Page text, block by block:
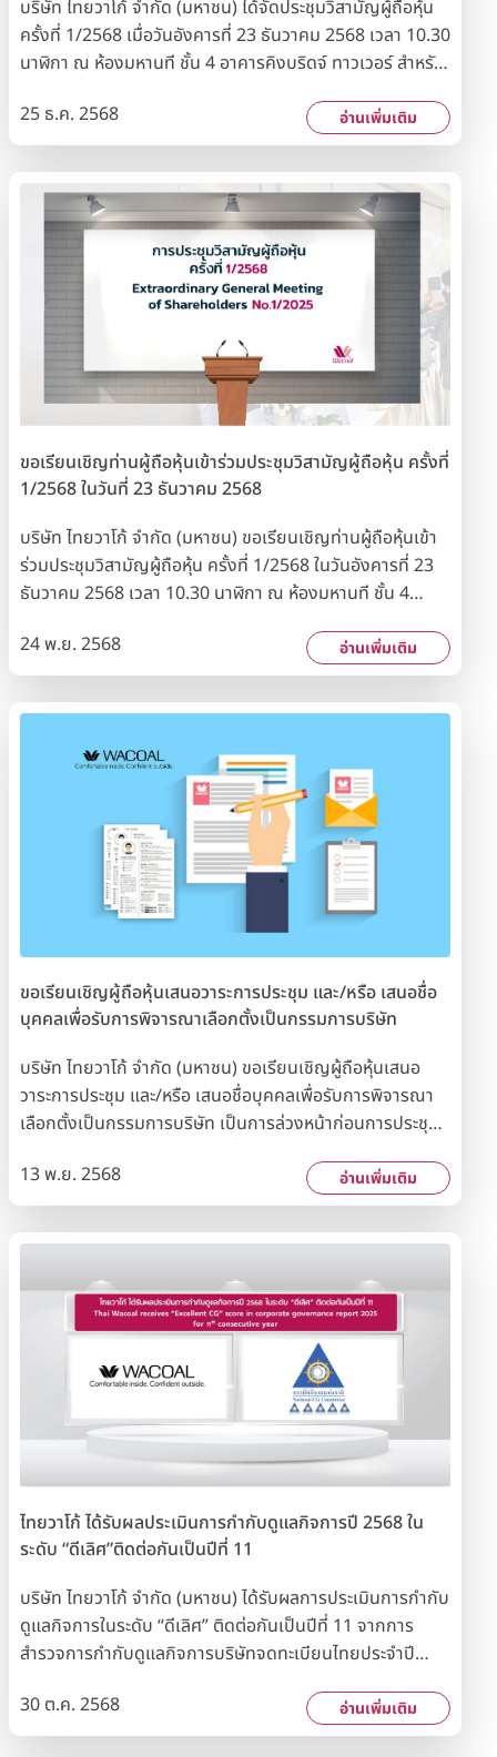
บริษัท ไทยวาโก้ จำกัด (มหาชน) ได้จัดประชุมวิสามัญผู้ถือหุ้น
ครั้งที่ 1/2568 เมื่อวันอังคารที่ 23 ธันวาคม 2568 เวลา 10.30
นาฬิกา ณ ห้องมหานที ชั้น 4 อาคารคิงบริดจ์ ทาวเวอร์ สำหรับ
บริษัทฯ ได้จัดให้มีการบันทึกภาพการประชุมในรูปของสื่อวิดี
ทัศน์และพร้อมให้บริการเผยแพร่แก่ผู้ถือหุ้นที่สนใจ
25 ธ.ค. 2568 อ่านเพิ่มเติม
ขอเรียนเชิญท่านผู้ถือหุ้นเข้าร่วมประชุมวิสามัญผู้ถือหุ้น ครั้งที่
1/2568 ในวันที่ 23 ธันวาคม 2568
บริษัท ไทยวาโก้ จำกัด (มหาชน) ขอเรียนเชิญท่านผู้ถือหุ้นเข้า
ร่วมประชุมวิสามัญผู้ถือหุ้น ครั้งที่ 1/2568 ในวันอังคารที่ 23
ธันวาคม 2568 เวลา 10.30 นาฬิกา ณ ห้องมหานที ชั้น 4
ชื่อผู้ถือหุ้น (Record Date) ที่มีสิทธิเข้าร่วมประชุมวิสามัญผู้
ถือหุ้น คือวันจันทร์ที่ 10 พฤศจิกายน 2568
24 พ.ย. 2568 อ่านเพิ่มเติม
ขอเรียนเชิญผู้ถือหุ้นเสนอวาระการประชุม และ/หรือ เสนอชื่อ
บุคคลเพื่อรับการพิจารณาเลือกตั้งเป็นกรรมการบริษัท
บริษัท ไทยวาโก้ จำกัด (มหาชน) ขอเรียนเชิญผู้ถือหุ้นเสนอ
วาระการประชุม และ/หรือ เสนอชื่อบุคคลเพื่อรับการพิจารณา
เลือกตั้งเป็นกรรมการบริษัท เป็นการล่วงหน้าก่อนการประชุม
ตามหลักเกณฑ์ที่บริษัทฯ กำหนด ได้ตั้งแต่วันที่ 1 - 31 ธันวาคม
2568 หลักเกณฑ์การให้สิทธิผู้ถือหุ้นเสนอเรื่องเพื่อบรรจุ
เป็นวาระการประชุม และ/หรือ เสนอชื่อบุคคลเพื่อรับการ
หุ้นประจำปี 2569
13 พ.ย. 2568 อ่านเพิ่มเติม
ไทยวาโก้ ได้รับผลประเมินการกำกับดูแลกิจการปี 2568 ใน
ระดับ “ดีเลิศ”ติดต่อกันเป็นปีที่ 11
บริษัท ไทยวาโก้ จำกัด (มหาชน) ได้รับผลการประเมินการกำกับ
ดูแลกิจการในระดับ “ดีเลิศ” ติดต่อกันเป็นปีที่ 11 จากการ
สำรวจการกำกับดูแลกิจการบริษัทจดทะเบียนไทยประจำปี
ร่วมกับ สำนักงานคณะกรรมการกำกับหลักทรัพย์และ
ตลาดหลักทรัพย์ (ก.ล.ต.) และตลาดหลักทรัพย์แห่งประเทศไทย
30 ต.ค. 2568 อ่านเพิ่มเติม